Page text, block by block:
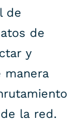
de
de
y
manera
la red.